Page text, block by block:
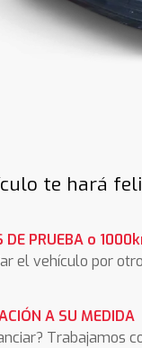
te hará
DE PRUEBA o
el vehículo por
A SU MEDIDA
Trabajamos